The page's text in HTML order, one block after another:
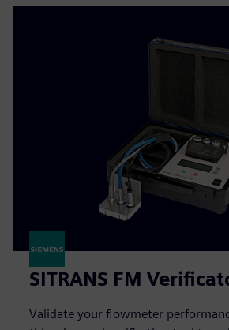
SITRANS FM
Validate your flowmeter